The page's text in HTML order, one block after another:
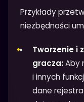
Przykłady
niezbędności
Tworzenie i
gracza:Aby
i innych
dane